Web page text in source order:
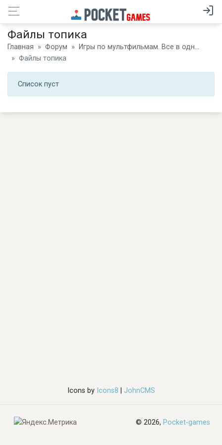
Файлы топика
Главная Форум
Игры по мультфильмам. Все в одной теме.
Файлы топика
Список пуст
Icons byIcons8 JohnCMS
© 2026, Pocket-games